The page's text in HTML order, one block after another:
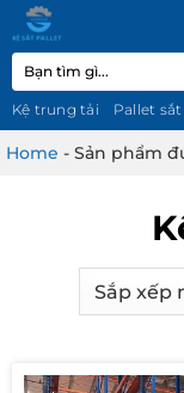
qua
nội
dung
Tìm
kiếm:
Kệ trung tải Pallet sắt
Home - Sản phẩm